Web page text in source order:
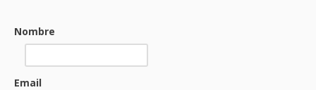
Nombre
Email